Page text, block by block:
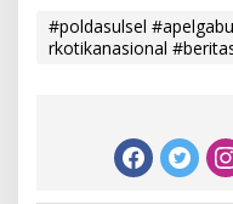
#poldasulsel
rkotikanasional